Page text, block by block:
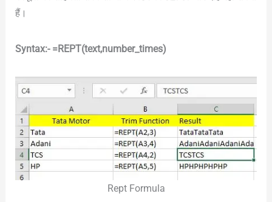
हैं।
Syntax:- =REPT(text,number_times)
Rept Formula